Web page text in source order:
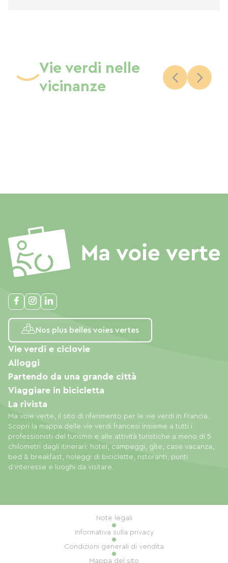
Vie verdi nelle
vicinanze
Nos plus belles voies vertes
Ma voie verte, il sito di riferimento per le vie verdi in Francia.
Scopri la mappa delle vie verdi francesi insieme a tutti i
professionisti del turismo e alle attività turistiche a meno di 5
chilometri dagli itinerari: hotel, campeggi, gîte, case vacanza,
bed & breakfast, noleggi di biciclette, ristoranti, punti
d'interesse e luoghi da visitare.
Vie verdi e ciclovie
Alloggi
Partendo da una grande città
Viaggiare in bicicletta
La rivista
Note legali
Informativa sulla privacy
Condizioni generali di vendita
Mappa del sito